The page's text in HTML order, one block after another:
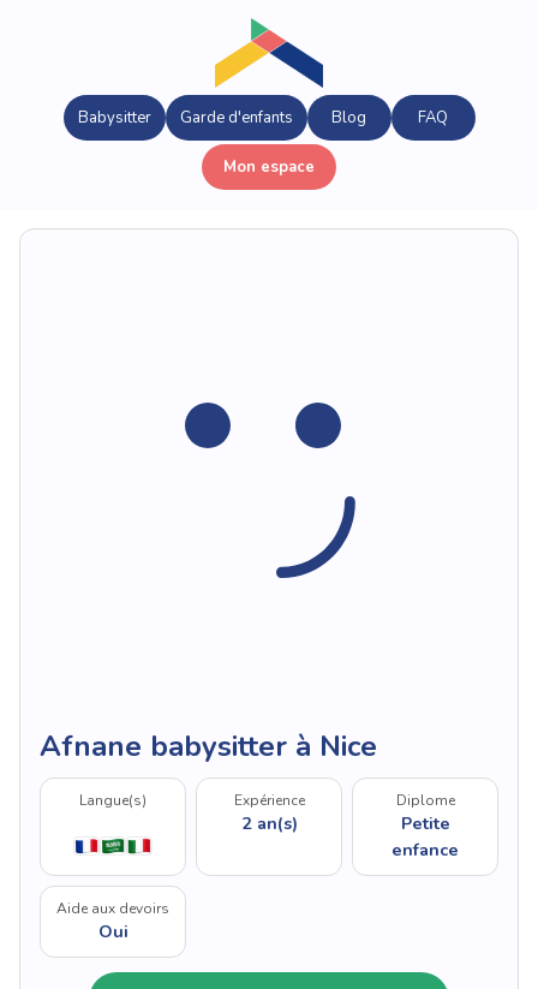
Babysitter Garde d'enfants Blog FAQ
Mon espace
Afnane babysitter à Nice
Langue(s) Expérience
2 an(s)
Diplome
Petite
enfance
Aide aux devoirs
Oui